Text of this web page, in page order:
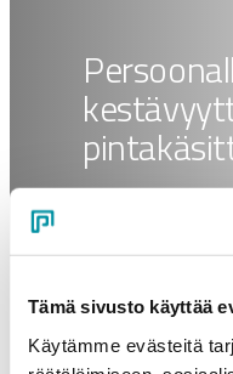
Tämä sivusto käyttää
Käytämme evästeitä
Purson
kompromisseja.
Tutustu